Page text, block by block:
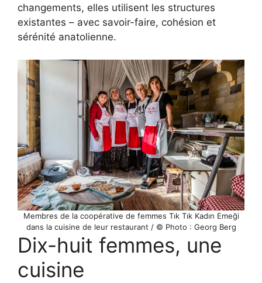
changements, elles utilisent les structures
existantes – avec savoir-faire, cohésion et
sérénité anatolienne.
Membres de la coopérative de femmes Tık Tık Kadın Emeği
dans la cuisine de leur restaurant / © Photo : Georg Berg
Dix-huit femmes, une
cuisine